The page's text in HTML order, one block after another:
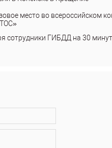
место во всероссийском
сотрудники ГИБДД на 30